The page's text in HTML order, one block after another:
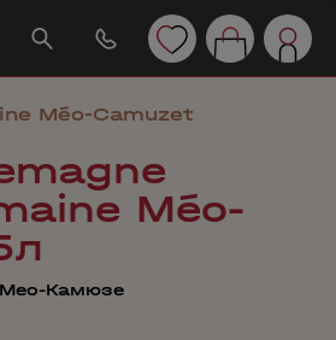
Méo-Camuzet
Méo-
Камюзе